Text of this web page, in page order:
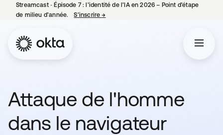
Streamcast ‑ Épisode 7 : l’identité de l’IA en 2026 – Point d’étape
de milieu d’année.
S’inscrire→
Attaque de l'homme
dans le navigateur